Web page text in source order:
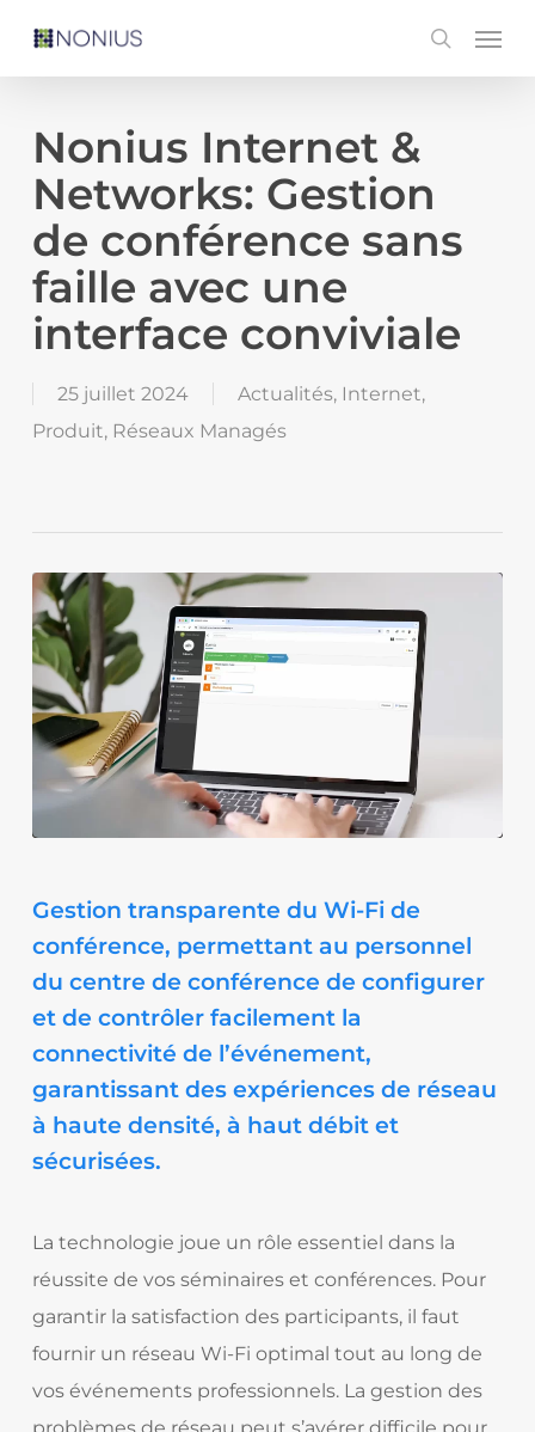
content
search
Menu
Nonius Internet &
Networks: Gestion
de conférence sans
faille avec une
interface conviviale
25 juillet 2024 Actualités, Internet,
Produit, Réseaux Managés
Gestion transparente du Wi-Fi de
conférence, permettant au personnel
du centre de conférence de configurer
et de contrôler facilement la
connectivité de l’événement,
garantissant des expériences de réseau
à haute densité, à haut débit et
sécurisées.
La technologie joue un rôle essentiel dans la
réussite de vos séminaires et conférences. Pour
garantir la satisfaction des participants, il faut
fournir un réseau Wi-Fi optimal tout au long de
vos événements professionnels. La gestion des